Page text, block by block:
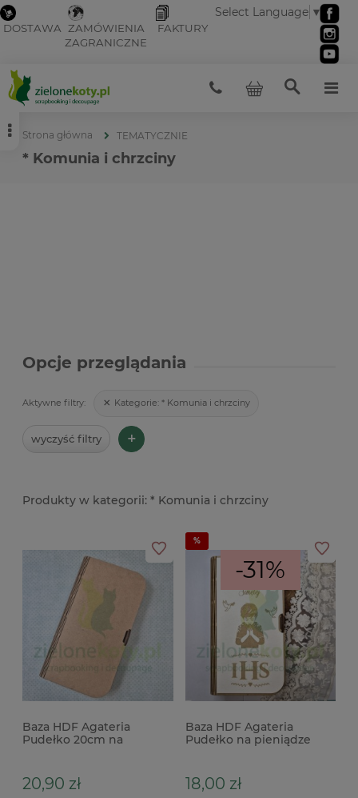
DOSTAWA ZAMÓWIENIA
ZAGRANICZNE
FAKTURY
Select Language ▼
Strona główna TEMATYCZNIE
* Komunia i chrzciny
Opcje przeglądania
Aktywne filtry: Kategorie: * Komunia i chrzciny
wyczyść filtry +
* Komunia i chrzciny
Baza HDF Agateria
Pudełko 20cm na
20,90 zł
-31%
Baza HDF Agateria
Pudełko na pieniądze
18,00 zł